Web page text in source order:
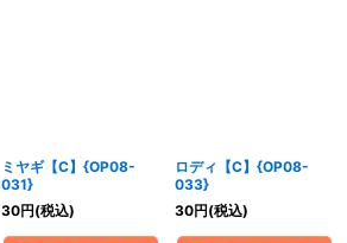
ミヤギ【C】{OP08-
031}
30円(税込)
ロディ【C】{OP08-
033}
30円(税込)